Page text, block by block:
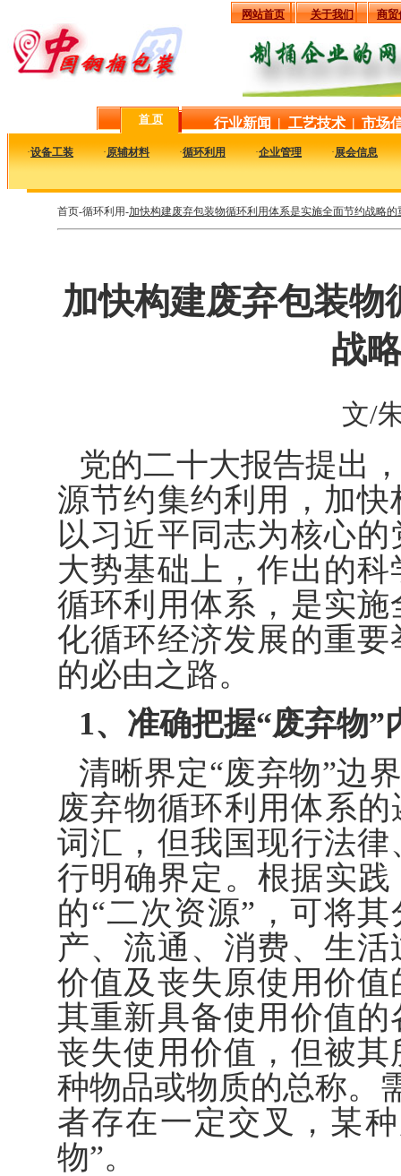
网站首页 关于我们 商贸
首 页 行业新闻 | 工艺技术 | 市场
·设备工装 ·原辅材料 ·循环利用 ·企业管理 ·展会信息
首页-循环利用-加快构建废弃包装物循环利用体系是实施全面节约战略的
加快构建废弃包装物
战
文/
党的二十大报告提出
源节约集约利用，加
以习近平同志为核心
大势基础上，作出的
循环利用体系，是实
化循环经济发展的重
的必由之路。
1、准确把握“废弃物”
清晰界定“废弃物”边
废弃物循环利用体系
词汇，但我国现行法
行明确界定。根据实
的“二次资源”，可将
产、流通、消费、生
价值及丧失原使用价
其重新具备使用价值
丧失使用价值，但被
种物品或物质的总称。
者存在一定交叉，某
物”。